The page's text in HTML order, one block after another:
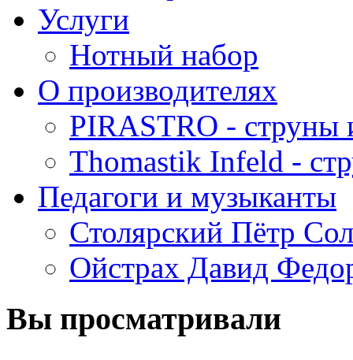
Услуги
Нотный набор
О производителях
PIRASTRO - струны
Thomastik Infeld -
Педагоги и музыканты
Столярский Пётр
Ойстрах Давид
Вы просматривали